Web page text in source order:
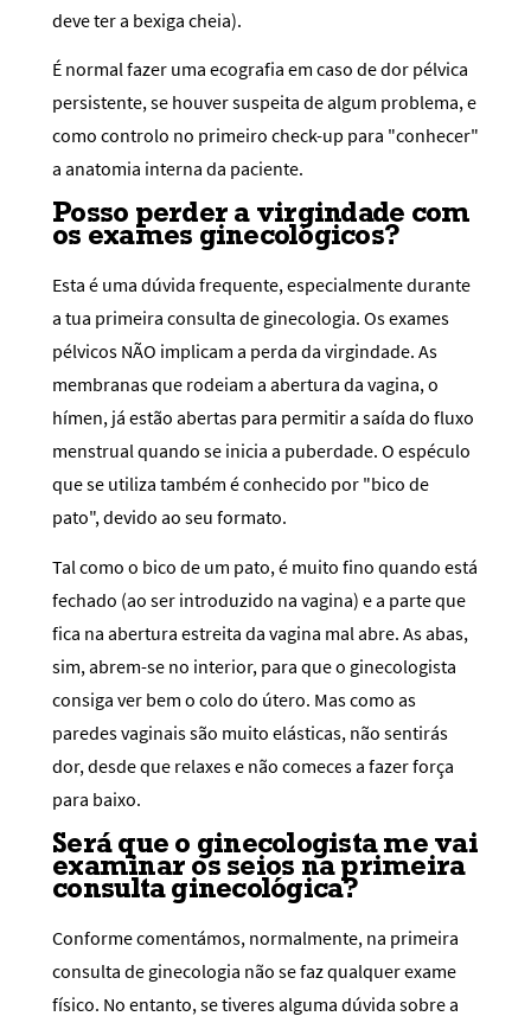
deve ter a bexiga cheia).
É normal fazer uma ecografia em caso de dor pélvica
persistente, se houver suspeita de algum problema, e
como controlo no primeiro check-up para "conhecer"
a anatomia interna da paciente.
Posso perder a virgindade com
os exames ginecológicos?
Esta é uma dúvida frequente, especialmente durante
a tua primeira consulta de ginecologia. Os exames
pélvicos NÃO implicam a perda da virgindade. As
membranas que rodeiam a abertura da vagina, o
hímen, já estão abertas para permitir a saída do fluxo
menstrual quando se inicia a puberdade. O espéculo
que se utiliza também é conhecido por "bico de
pato", devido ao seu formato.
Tal como o bico de um pato, é muito fino quando está
fechado (ao ser introduzido na vagina) e a parte que
fica na abertura estreita da vagina mal abre. As abas,
sim, abrem-se no interior, para que o ginecologista
consiga ver bem o colo do útero. Mas como as
paredes vaginais são muito elásticas, não sentirás
dor, desde que relaxes e não comeces a fazer força
para baixo.
Será que o ginecologista me vai
examinar os seios na primeira
consulta ginecológica?
Conforme comentámos, normalmente, na primeira
consulta de ginecologia não se faz qualquer exame
físico. No entanto, se tiveres alguma dúvida sobre a